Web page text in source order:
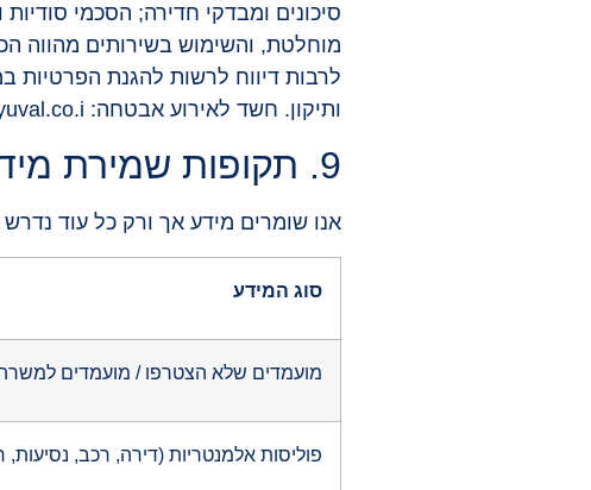
סיכונים ומבדקי חדירה; הסכמי
מוחלטת, והשימוש בשירותים מהווה
לרבות דיווח לרשות להגנת הפרטיות
ותיקון. חשד לאירוע אבטחה: privacy@landau-yuval.co.i.
9. תקופות שמירת מידע
אנו שומרים מידע אך ורק כל עוד
סוג המידע
מועמדים שלא הצטרפו / מועמדים
פוליסות אלמנטריות (דירה, רכב, נסיעות,